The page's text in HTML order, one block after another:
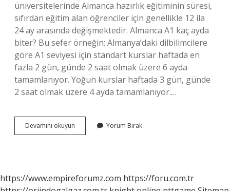
üniversitelerinde Almanca hazırlık eğitiminin süresi,
sıfırdan eğitim alan öğrenciler için genellikle 12 ila
24 ay arasında değişmektedir. Almanca A1 kaç ayda
biter? Bu sefer örneğin; Almanya’daki dilbilimcilere
göre A1 seviyesi için standart kurslar haftada en
fazla 2 gün, günde 2 saat olmak üzere 6 ayda
tamamlanıyor. Yoğun kurslar haftada 3 gün, günde
2 saat olmak üzere 4 ayda tamamlanıyor.…
Devamını okuyun Almanca
Öğrenmek
Çalışmalı
Yorum Bırak
https://www.empireforumz.com https://foru.com.tr